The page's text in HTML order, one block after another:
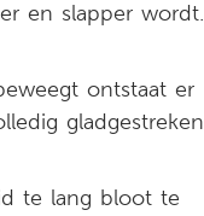
en slapper wordt.
ontstaat er
gladgestreken
te lang bloot te